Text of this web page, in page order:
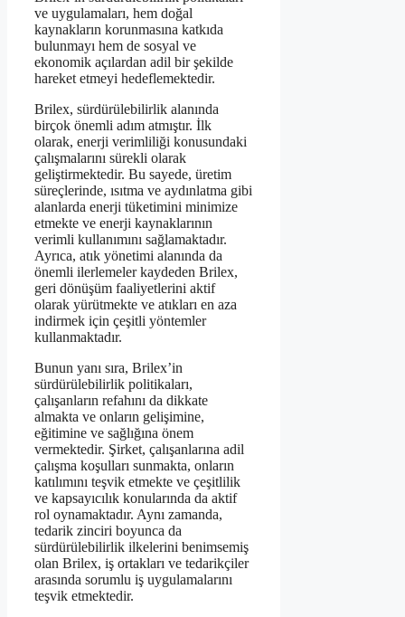
ve uygulamaları, hem doğal
kaynakların korunmasına katkıda
bulunmayı hem de sosyal ve
ekonomik açılardan adil bir şekilde
hareket etmeyi hedeflemektedir.
Brilex, sürdürülebilirlik alanında
birçok önemli adım atmıştır. İlk
olarak, enerji verimliliği konusundaki
çalışmalarını sürekli olarak
geliştirmektedir. Bu sayede, üretim
süreçlerinde, ısıtma ve aydınlatma gibi
alanlarda enerji tüketimini minimize
etmekte ve enerji kaynaklarının
verimli kullanımını sağlamaktadır.
Ayrıca, atık yönetimi alanında da
önemli ilerlemeler kaydeden Brilex,
geri dönüşüm faaliyetlerini aktif
olarak yürütmekte ve atıkları en aza
indirmek için çeşitli yöntemler
kullanmaktadır.
Bunun yanı sıra, Brilex’in
sürdürülebilirlik politikaları,
çalışanların refahını da dikkate
almakta ve onların gelişimine,
eğitimine ve sağlığına önem
vermektedir. Şirket, çalışanlarına adil
çalışma koşulları sunmakta, onların
katılımını teşvik etmekte ve çeşitlilik
ve kapsayıcılık konularında da aktif
rol oynamaktadır. Aynı zamanda,
tedarik zinciri boyunca da
sürdürülebilirlik ilkelerini benimsemiş
olan Brilex, iş ortakları ve tedarikçiler
arasında sorumlu iş uygulamalarını
teşvik etmektedir.